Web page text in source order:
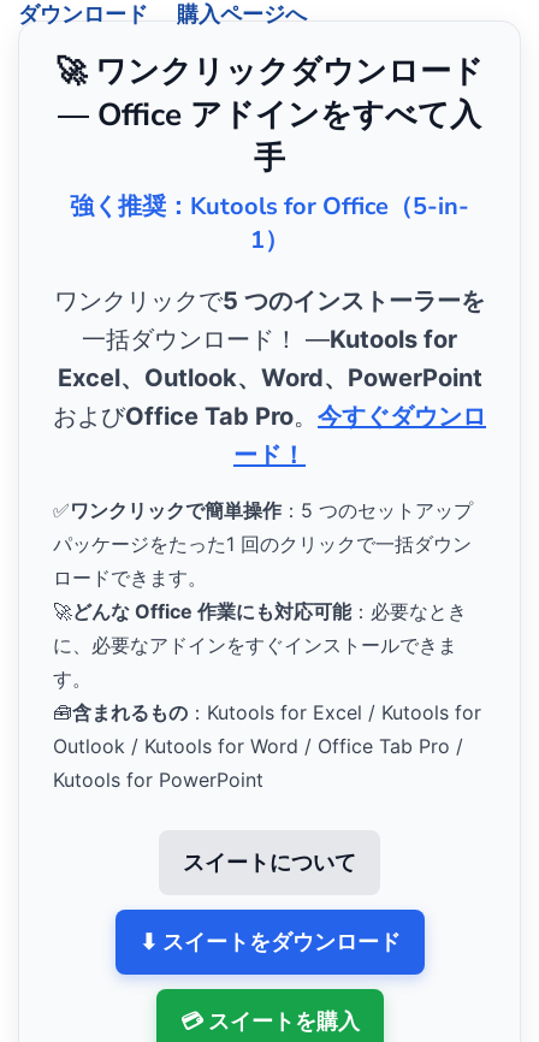
ダウンロード
購入ページへ
🚀 ワンクリックダウンロード
— Office アドインをすべて入
手
強く推奨：Kutools for Office（5-in-
1）
ワンクリックで5 つのインストーラーを
一括ダウンロード！ ―Kutools for
Excel、Outlook、Word、PowerPoint
およびOffice Tab Pro。 今すぐダウンロ
ード！
✅ワンクリックで簡単操作 ：5 つのセットアップ
パッケージをたった1 回のクリックで一括ダウン
ロードできます。
🚀どんな Office 作業にも対応可能：必要なとき
に、必要なアドインをすぐインストールできま
す。
🧰含まれるもの ：Kutools for Excel / Kutools for
Outlook / Kutools for Word / Office Tab Pro /
Kutools for PowerPoint
スイートについて
⬇ スイートをダウンロード
💳 スイートを購入